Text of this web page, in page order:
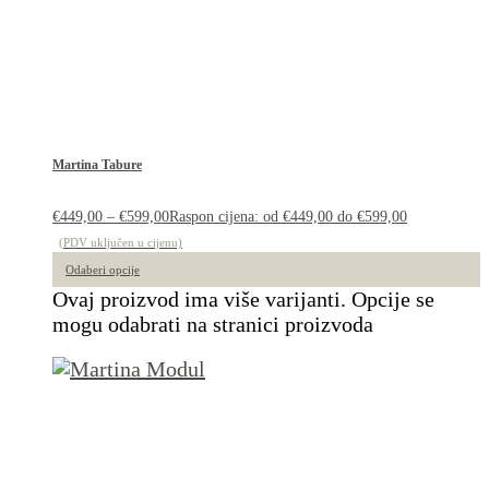
Martina Tabure
€449,00 – €599,00Raspon cijena: od €449,00 do €599,00
(PDV uključen u cijenu)
Odaberi opcije
Ovaj proizvod ima više varijanti. Opcije se
mogu odabrati na stranici proizvoda